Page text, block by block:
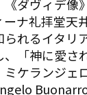
《ダヴィデ像
ーナ礼拝堂天
れるイタリ
、「神に愛さ
ミケランジェ